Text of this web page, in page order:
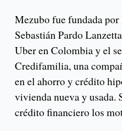
Mezubo fue fundada
Sebastián Pardo
Uber en Colombia y el
Credifamilia, una
en el ahorro y crédito
vivienda nueva y usada.
crédito financiero los